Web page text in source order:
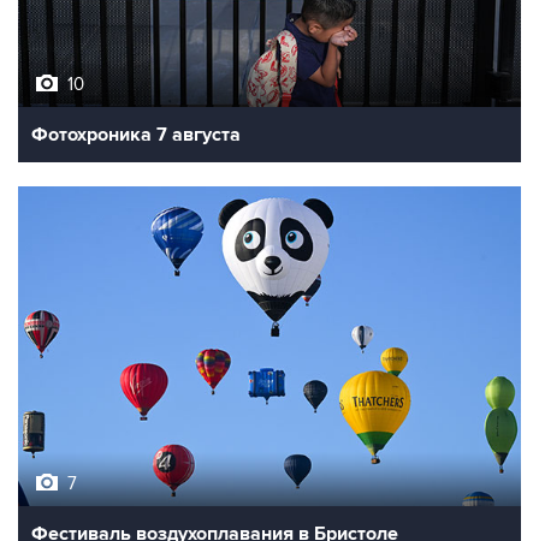
10
Фотохроника 7 августа
Фестиваль воздухоплавания в Бристоле